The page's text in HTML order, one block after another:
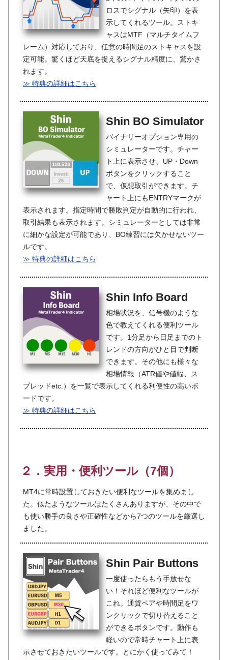
ロスでシグナル（矢印）を表
示してくれるツール。ストキ
ャスはMTF（マルチタイムフ
レーム）対応しており、任意の時間足のストキャスを設
定可能。驚くほど天底を捉えるシグナル精度に、驚かさ
れます。
≫ 特典の詳細はこちら
Shin BO Simulator
バイナリーオプション専用の
シミュレーターです。チャー
ト上に表示させ、UP・Down
ボタンをクリックすること
で、仮想取引ができます。チ
ャート上にもENTRYマークが
表示されます。指定時間で勝敗判定が自動的に行われ、
取引結果も表示されます。シミュレーターとしては非常
に細かな設定が可能であり、BO練習には欠かせないツー
ルです。
≫ 特典の詳細はこちら
Shin Info Board
相場状況を、信号機のような
色で教えてくれる便利ツール
です。1分足から日足までのト
レンドの方向がひと目で判断
できます。その他にも様々な
相場情報（ATR値や値幅、ス
プレッドetc.）を一覧で表示してくれる利便性の高いボ
ードです。
≫ 特典の詳細はこちら
２．実用・便利ツール（7個）
MT4に常時設置しておきたい便利なツールを集めまし
た。似たようなツールはたくさんありますが、その中で
も使い勝手の良さや正確性などから7つのツールを厳選し
ました。
Shin Pair Buttons
一度使ったらもう手放せな
い！それほど便利なツールが
これ。通貨ペアや時間足をワ
ンクリックで切り替えること
ができるボタンです。動作も
軽いので常時チャート上に表
示させておきたいツールです。とにかく使ってみて！